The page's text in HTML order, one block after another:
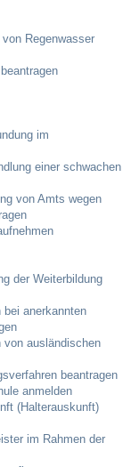
Regenwasser
im
einer schwachen
von Amts wegen
der Weiterbildung
anerkannten
von ausländischen
beantragen
anmelden
(Halterauskunft)
im Rahmen der